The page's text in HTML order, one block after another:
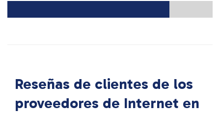
Reseñas de clientes de los
proveedores de Internet en